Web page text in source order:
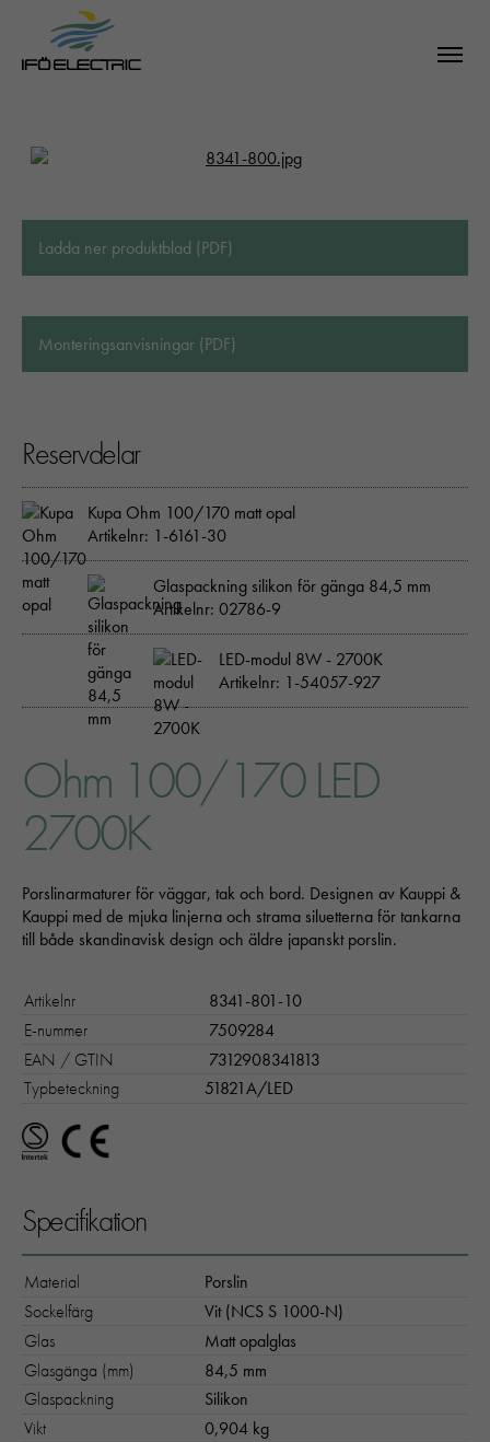
Ladda ner produktblad (PDF)
Monteringsanvisningar (PDF)
Reservdelar
Kupa Ohm 100/170 matt opal
Artikelnr: 1-6161-30
Glaspackning silikon för gänga 84,5 mm
Artikelnr: 02786-9
LED-modul 8W - 2700K
Artikelnr: 1-54057-927
Ohm 100/170 LED
2700K
Porslinarmaturer för väggar, tak och bord. Designen av Kauppi &
Kauppi med de mjuka linjerna och strama siluetterna för tankarna
till både skandinavisk design och äldre japanskt porslin.
Artikelnr
8341-801-10
E-nummer
7509284
EAN / GTIN
7312908341813
Typbeteckning
51821A/LED
Specifikation
Material
Porslin
Sockelfärg
Vit (NCS S 1000-N)
Glas
Matt opalglas
Glasgänga (mm)
84,5 mm
Glaspackning
Silikon
Vikt
0,904 kg